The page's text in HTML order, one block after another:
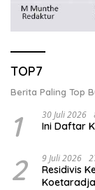
TOP7
Berita Paling Top
1 30 Juli 2026
Ini Daftar
2 9 Juli 2026
Residivis
Koetaradja